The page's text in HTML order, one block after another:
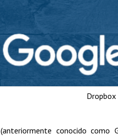
Dropbox
(anteriormente conocido como